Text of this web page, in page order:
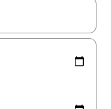
si ich prechádzať